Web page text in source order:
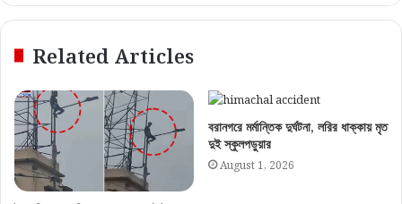
Recent Posts